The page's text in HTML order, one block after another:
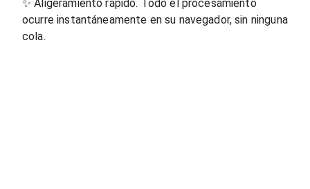
✨Aligeramiento rápido. Todo el procesamiento
ocurre instantáneamente en su navegador, sin ninguna
cola.